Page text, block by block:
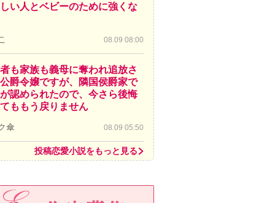
い人とベビーのために強くな
08.09 08:00
も家族も義母に奪われ追放さ
爵令嬢ですが、隣国侯爵家で
認められたので、今さら後悔
ももう戻りません
傘 08.09 05:50
投稿恋愛小説をもっと見る